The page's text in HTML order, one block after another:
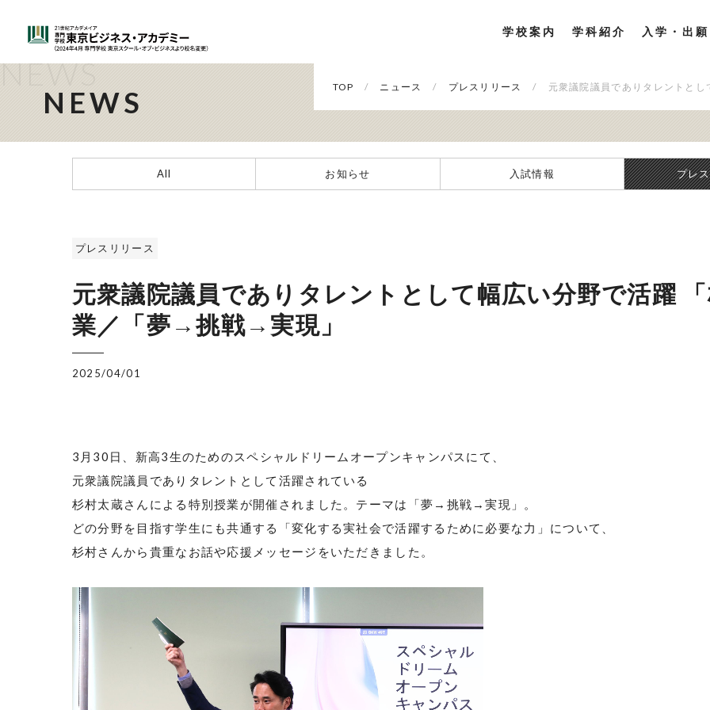
学校案内 学科紹介 入学・出願
TOP ニュース プレスリリース 元衆議院議員でありタレントと
NEWS
NEWS
All お知らせ 入試情報 プレ
プレスリリース
元衆議院議員でありタレントとして幅広い分野で活躍
業／「夢→挑戦→実現」
2025/04/01
3月30日、新高3生のためのスペシャルドリームオープンキャンパスにて、
元衆議院議員でありタレントとして活躍されている
杉村太蔵さんによる特別授業が開催されました。テーマは「夢→挑戦→実現」。
どの分野を目指す学生にも共通する「変化する実社会で活躍するために必要な力」について、
杉村さんから貴重なお話や応援メッセージをいただきました。